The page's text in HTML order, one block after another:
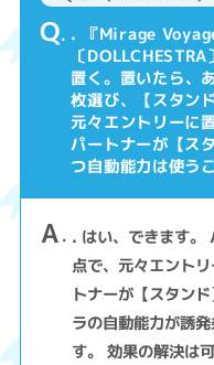
Q . 『Mirage
〔
置く。置いたら、
枚選び、【スタン
元々エントリーに
パートナーが【ス
つ自動能力は使う
A . はい、できます。
点で、元々エント
トナーが【スタン
ラの自動能力が誘
す。 効果の解決は